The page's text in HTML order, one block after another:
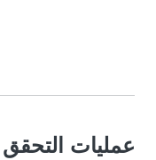
عمليات التحقق